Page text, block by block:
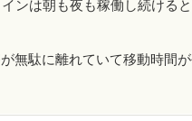
ンは朝も夜も稼働し続ける
無駄に離れていて移動時間